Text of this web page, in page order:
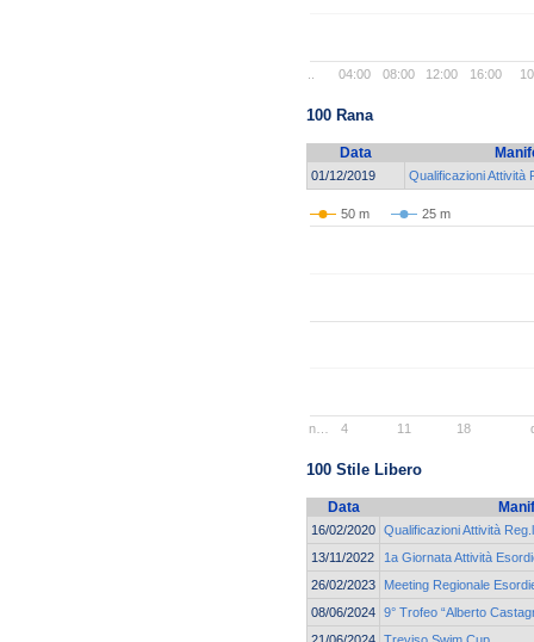
04:00 08:00 12:00 16:00
100 Rana
Data
01/12/2019 Qualificazioni Attività
50 m 25 m
n… 4 11 18
100 Stile Libero
Data
16/02/2020 Qualificazioni Attività
13/11/2022
1a Giornata Attività
26/02/2023
Meeting Regionale
08/06/2024 9° Trofeo “Alberto